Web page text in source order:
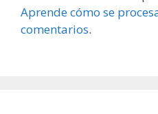
Aprende cómo se
comentarios.